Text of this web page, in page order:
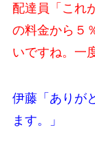
配達員「これ
の料金から５
いですね。一
伊藤「ありが
ます。」